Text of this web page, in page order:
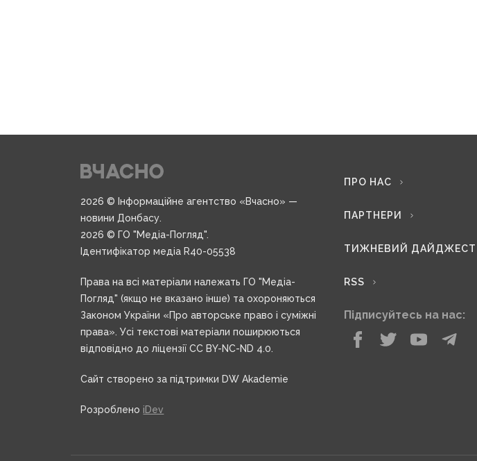
2026 © Інформаційне агентство «Вчасно» —
новини Донбасу.
2026 © ГО "Медіа-Погляд".
Ідентифікатор медіа R40-05538
Права на всі матеріали належать ГО "Медіа-
Погляд" (якщо не вказано інше) та охороняються
Законом України «Про авторське право і суміжні
права». Усі текстові матеріали поширюються
відповідно до ліцензії CC BY-NC-ND 4.0.
Сайт створено за підтримки DW Akademie
Розроблено iDev
ПРО НАС
ПАРТНЕРИ
ТИЖНЕВИЙ ДАЙДЖЕСТ
RSS
Підписуйтесь на нас: